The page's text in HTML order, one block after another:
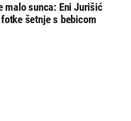
malo sunca: Eni Jurišić
šetnje s bebicom